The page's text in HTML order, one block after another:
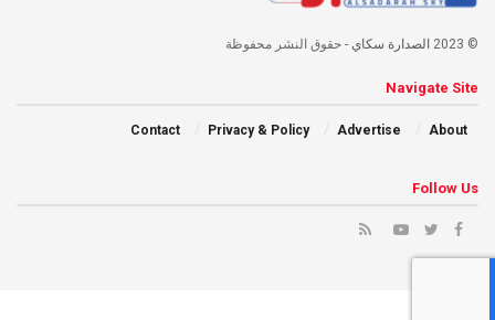
© 2023 الصدارة سكاي- حقوق النشر محفوظة
Navigate Site
About
Advertise
Privacy & Policy
Contact
Follow Us